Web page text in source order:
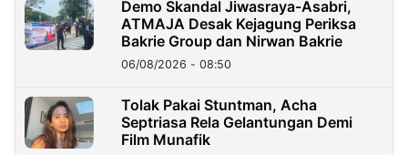
Demo Skandal Jiwasraya-Asabri,
ATMAJA Desak Kejagung Periksa
Bakrie Group dan Nirwan Bakrie
06/08/2026 - 08:50
Tolak Pakai Stuntman, Acha
Septriasa Rela Gelantungan Demi
Film Munafik